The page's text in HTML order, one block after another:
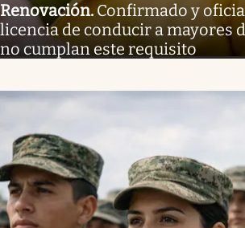
Renovación. Confirmado y
licencia de conducir a mayores
no cumplan este requisito